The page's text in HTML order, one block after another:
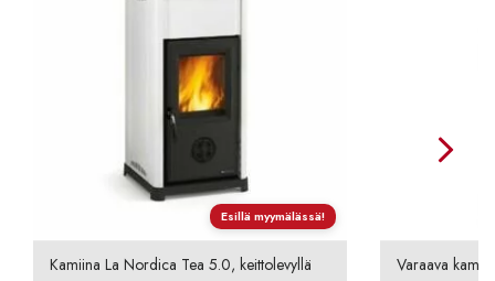
Esillä myymälässä!
Kamiina La Nordica Tea 5.0, keittolevyllä Varaava